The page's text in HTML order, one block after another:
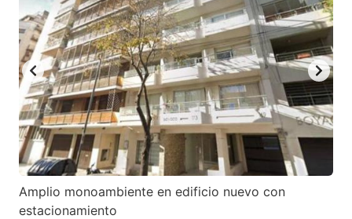
Amplio monoambiente en edificio nuevo con
estacionamiento